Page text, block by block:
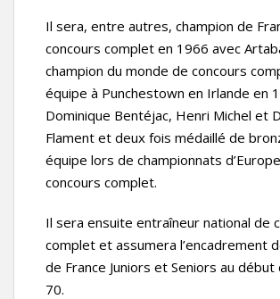
Il sera, entre autres, champion de
concours complet en 1966 avec
champion du monde de concours
équipe à Punchestown en Irlande en
Dominique Bentéjac, Henri Michel et
Flament et deux fois médaillé de
équipe lors de championnats
concours complet.
Il sera ensuite entraîneur national de
complet et assumera l’encadrement
de France Juniors et Seniors au début
70.